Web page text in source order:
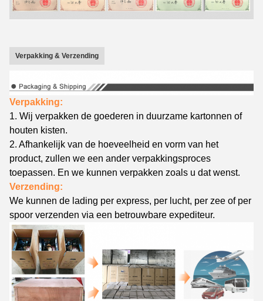
Verpakking & Verzending
Verpakking:
1. Wij verpakken de goederen in duurzame kartonnen of
houten kisten.
2. Afhankelijk van de hoeveelheid en vorm van het
product, zullen we een ander verpakkingsproces
toepassen. En we kunnen verpakken zoals u dat wenst.
Verzending:
We kunnen de lading per express, per lucht, per zee of per
spoor verzenden via een betrouwbare expediteur.